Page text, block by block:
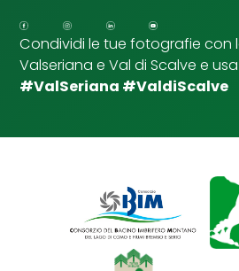
p
u
n
t
a
Condividi le tue fotografie con
Valseriana e Val di Scalve e
#ValSeriana #ValdiScalve